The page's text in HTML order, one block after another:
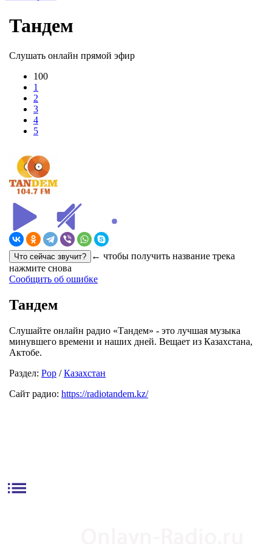
Тандем
Слушать онлайн прямой эфир
100
1
2
3
4
5
← чтобы получить название трека
нажмите снова
Сообщить об ошибке
Тандем
Слушайте онлайн радио «Тандем» - это лучшая музыка
минувшего времени и наших дней. Вещает из Казахстана,
Актобе.
Раздел: Pop /Казахстан
Сайт радио: https://radiotandem.kz/
list